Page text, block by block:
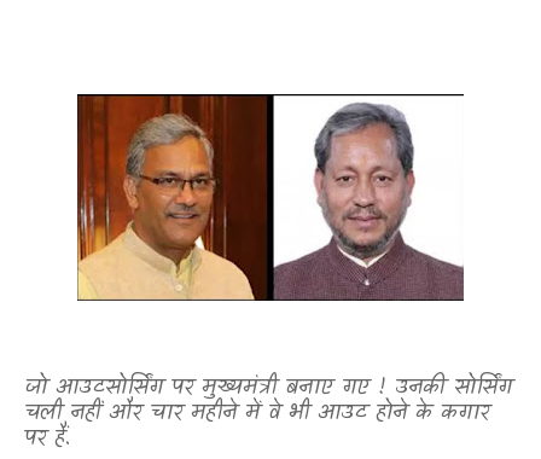
जो आउटसोर्सिंग पर मुख्यमंत्री बनाए गए ! उनकी सोर्सिंग
चली नहीं और चार महीने में वे भी आउट होने के कगार
पर हैं.